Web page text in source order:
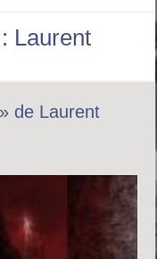
Laurent
de Laurent